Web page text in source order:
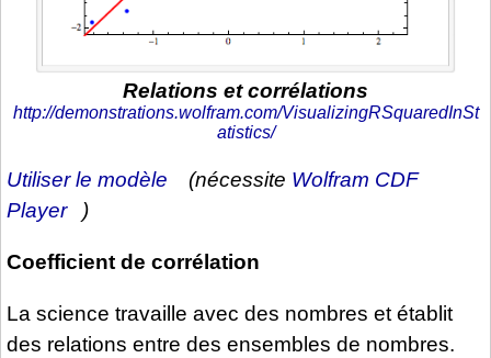
Relations et corrélations
http://demonstrations.wolfram.com/VisualizingRSquaredInSt
atistics/
Utiliser le modèle (nécessite Wolfram CDF
Player
)
Coefficient de corrélation
La science travaille avec des nombres et établit
des relations entre des ensembles de nombres.